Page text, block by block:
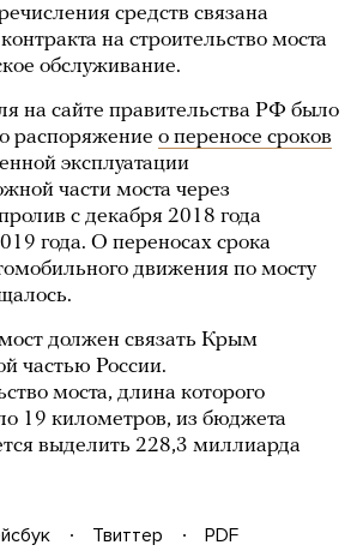
средств связана
на строительство моста
обслуживание.
на сайте правительства РФ было
распоряжение о переносе сроков
эксплуатации
части моста через
с декабря 2018 года
года. О переносах срока
движения по мосту
должен связать Крым
частью России.
моста, длина которого
19 километров, из бюджета
выделить 228,3 миллиарда
Твиттер
PDF